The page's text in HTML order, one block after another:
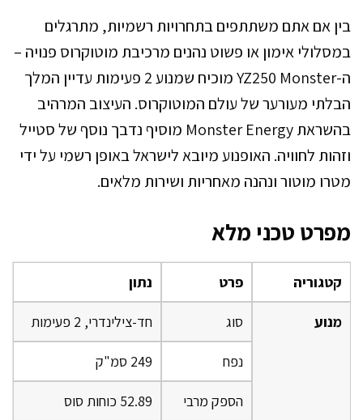
בין אם אתם משתתפים בתחרויות רשמיות, מתרגלים
במסלולי אימון או פשוט נהנים מרכיבת מוטוקרוס פנויה –
ה-YZ250 Monster מוכיח שמנוע 2 פעימות עדיין המלך
הבלתי מעורער של עולם המוטוקרוס. העיצוב המרהיב
בהשראת Monster Energy מוסיף נדבך נוסף של סטייל
וזהות לחוויה. האופנוע מיובא לישראל באופן רשמי על ידי
מטרו מוטור ונהנה מאחריות ושירות מלאים.
מפרט טכני מלא
קטגוריה פרט נתון
מנוע סוג חד-צילינדרי, 2 פעימות
נפח 249 סמ"ק
הספק מרבי 52.89 כוחות סוס